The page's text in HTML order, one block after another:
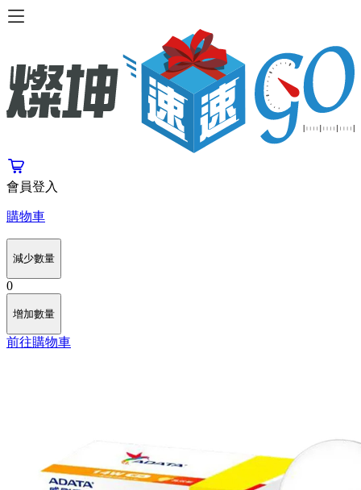
會員登入
購物車
減少數量
0
增加數量
前往購物車